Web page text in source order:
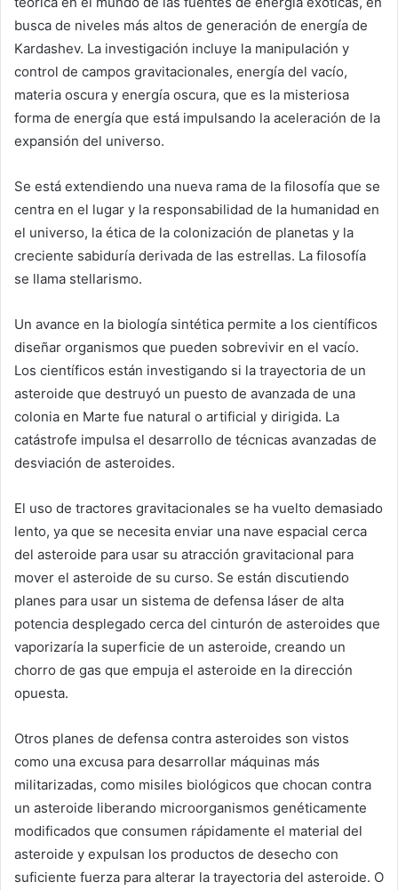
busca de niveles más altos de generación de energía de
Kardashev. La investigación incluye la manipulación y
control de campos gravitacionales, energía del vacío,
materia oscura y energía oscura, que es la misteriosa
forma de energía que está impulsando la aceleración de la
expansión del universo.
Se está extendiendo una nueva rama de la filosofía que se
centra en el lugar y la responsabilidad de la humanidad en
el universo, la ética de la colonización de planetas y la
creciente sabiduría derivada de las estrellas. La filosofía
se llama stellarismo.
Un avance en la biología sintética permite a los científicos
diseñar organismos que pueden sobrevivir en el vacío.
Los científicos están investigando si la trayectoria de un
asteroide que destruyó un puesto de avanzada de una
colonia en Marte fue natural o artificial y dirigida. La
catástrofe impulsa el desarrollo de técnicas avanzadas de
desviación de asteroides.
El uso de tractores gravitacionales se ha vuelto demasiado
lento, ya que se necesita enviar una nave espacial cerca
del asteroide para usar su atracción gravitacional para
mover el asteroide de su curso. Se están discutiendo
planes para usar un sistema de defensa láser de alta
potencia desplegado cerca del cinturón de asteroides que
vaporizaría la superficie de un asteroide, creando un
chorro de gas que empuja el asteroide en la dirección
opuesta.
Otros planes de defensa contra asteroides son vistos
como una excusa para desarrollar máquinas más
militarizadas, como misiles biológicos que chocan contra
un asteroide liberando microorganismos genéticamente
modificados que consumen rápidamente el material del
asteroide y expulsan los productos de desecho con
suficiente fuerza para alterar la trayectoria del asteroide. O